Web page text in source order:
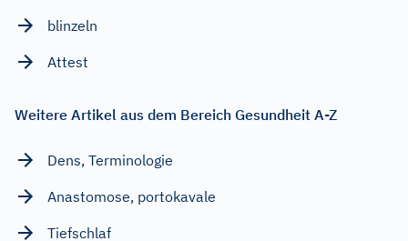
blinzeln
Attest
Weitere Artikel aus dem Bereich Gesundheit A-Z
Dens, Terminologie
Anastomose, portokavale
Tiefschlaf